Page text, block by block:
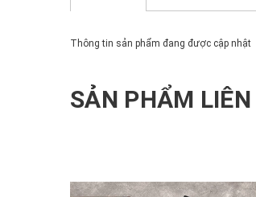
Thông tin sản phẩm đang được cập nhật
SẢN PHẨM LIÊN